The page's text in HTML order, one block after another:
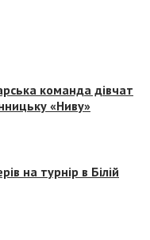
команда дівчат
«Ниву»
на турнір в Білій